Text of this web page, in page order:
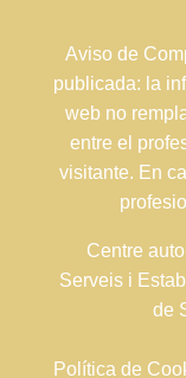
Aviso de
publicada: la
web no
entre el
visitante. En
Centre
Serveis i
de
Política de